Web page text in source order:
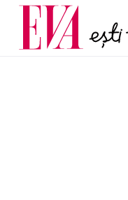
Carieră
Actualitate